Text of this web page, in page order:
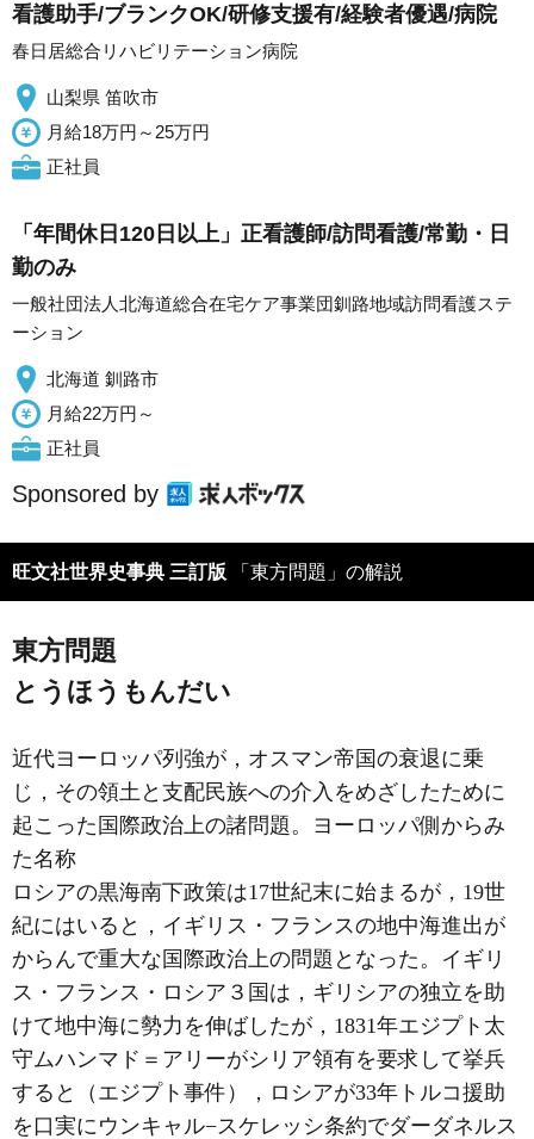
看護助手/ブランクOK/研修支援有/経験者優遇/病院
春日居総合リハビリテーション病院
山梨県 笛吹市
月給18万円～25万円
正社員
「年間休日120日以上」正看護師/訪問看護/常勤・日
勤のみ
一般社団法人北海道総合在宅ケア事業団釧路地域訪問看護ステ
ーション
北海道 釧路市
月給22万円～
正社員
Sponsored by
旺文社世界史事典 三訂版 「東方問題」の解説
東方問題
とうほうもんだい
近代ヨーロッパ列強が，オスマン帝国の衰退に乗
じ，その領土と支配民族への介入をめざしたために
起こった国際政治上の諸問題。ヨーロッパ側からみ
た名称
ロシアの黒海南下政策は17世紀末に始まるが，19世
紀にはいると，イギリス・フランスの地中海進出が
からんで重大な国際政治上の問題となった。イギリ
ス・フランス・ロシア３国は，ギリシアの独立を助
けて地中海に勢力を伸ばしたが，1831年エジプト太
守ムハンマド＝アリーがシリア領有を要求して挙兵
すると（エジプト事件），ロシアが33年トルコ援助
を口実にウンキャル−スケレッシ条約でダーダネルス